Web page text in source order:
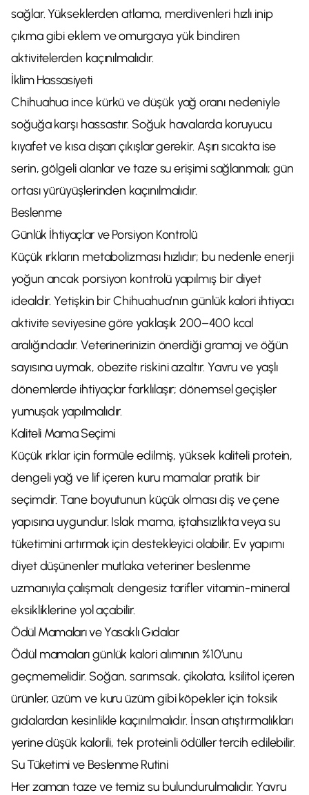
sağlar. Yükseklerden atlama, merdivenleri hızlı inip
çıkma gibi eklem ve omurgaya yük bindiren
aktivitelerden kaçınılmalıdır.
İklim Hassasiyeti
Chihuahua ince kürkü ve düşük yağ oranı nedeniyle
soğuğa karşı hassastır. Soğuk havalarda koruyucu
kıyafet ve kısa dışarı çıkışlar gerekir. Aşırı sıcakta ise
serin, gölgeli alanlar ve taze su erişimi sağlanmalı; gün
ortası yürüyüşlerinden kaçınılmalıdır.
Beslenme
Günlük İhtiyaçlar ve Porsiyon Kontrolü
Küçük ırkların metabolizması hızlıdır; bu nedenle enerji
yoğun ancak porsiyon kontrolü yapılmış bir diyet
idealdir. Yetişkin bir Chihuahua’nın günlük kalori ihtiyacı
aktivite seviyesine göre yaklaşık 200–400 kcal
aralığındadır. Veterinerinizin önerdiği gramaj ve öğün
sayısına uymak, obezite riskini azaltır. Yavru ve yaşlı
dönemlerde ihtiyaçlar farklılaşır; dönemsel geçişler
yumuşak yapılmalıdır.
Kaliteli Mama Seçimi
Küçük ırklar için formüle edilmiş, yüksek kaliteli protein,
dengeli yağ ve lif içeren kuru mamalar pratik bir
seçimdir. Tane boyutunun küçük olması diş ve çene
yapısına uygundur. Islak mama, iştahsızlıkta veya su
tüketimini artırmak için destekleyici olabilir. Ev yapımı
diyet düşünenler mutlaka veteriner beslenme
uzmanıyla çalışmalı; dengesiz tarifler vitamin-mineral
eksikliklerine yol açabilir.
Ödül Mamaları ve Yasaklı Gıdalar
Ödül mamaları günlük kalori alımının %10’unu
geçmemelidir. Soğan, sarımsak, çikolata, ksilitol içeren
ürünler, üzüm ve kuru üzüm gibi köpekler için toksik
gıdalardan kesinlikle kaçınılmalıdır. İnsan atıştırmalıkları
yerine düşük kalorili, tek proteinli ödüller tercih edilebilir.
Su Tüketimi ve Beslenme Rutini
Her zaman taze ve temiz su bulundurulmalıdır. Yavru